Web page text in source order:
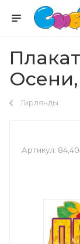
Осени,
Гирлянды
Артикул: